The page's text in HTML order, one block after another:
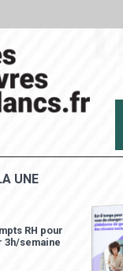
UNE
RH pour
3h/semaine